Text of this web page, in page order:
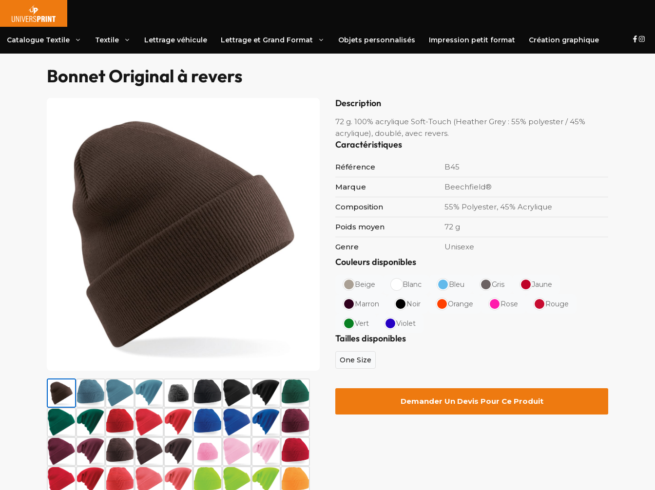
contenu
Catalogue Textile Textile Lettrage véhicule Lettrage et Grand Format Objets personnalisés Impression petit format Création graphique
Bonnet Original à revers
Description
72 g. 100% acrylique Soft-Touch (Heather Grey : 55% polyester / 45%
acrylique), doublé, avec revers.
Caractéristiques
Référence B45
Marque Beechfield®
Composition 55% Polyester, 45% Acrylique
Poids moyen 72 g
Genre Unisexe
Couleurs disponibles
Beige Blanc Bleu Gris Jaune
Marron Noir Orange Rose Rouge
Vert Violet
Tailles disponibles
One Size
Demander Un Devis Pour Ce Produit